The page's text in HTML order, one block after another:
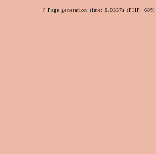
[ Page generation time: 0.0337s (PHP: